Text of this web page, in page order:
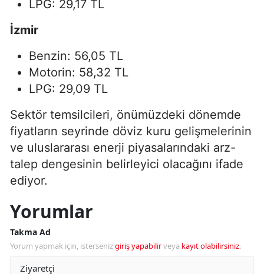
LPG: 29,17 TL
İzmir
Benzin: 56,05 TL
Motorin: 58,32 TL
LPG: 29,09 TL
Sektör temsilcileri, önümüzdeki dönemde
fiyatların seyrinde döviz kuru gelişmelerinin
ve uluslararası enerji piyasalarındaki arz-
talep dengesinin belirleyici olacağını ifade
ediyor.
Yorumlar
Takma Ad
Yorum yapmak için, istersenizgiriş yapabilirveya kayıt olabilirsiniz.